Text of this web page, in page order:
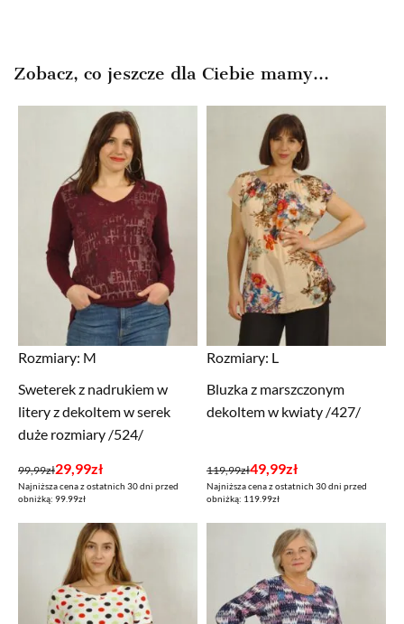
Zobacz, co jeszcze dla Ciebie mamy...
Rozmiary: M
Sweterek z nadrukiem w
litery z dekoltem w serek
duże rozmiary /524/
99,99zł
Pierwotna
cena
29,99zł
Aktualna
cena
Najniższa cena z ostatnich 30 dni przed
obniżką: 99.99zł
Rozmiary: L
Bluzka z marszczonym
dekoltem w kwiaty /427/
119,99zł
Pierwotna
cena
49,99zł
Aktualna
cena
Najniższa cena z ostatnich 30 dni przed
obniżką: 119.99zł